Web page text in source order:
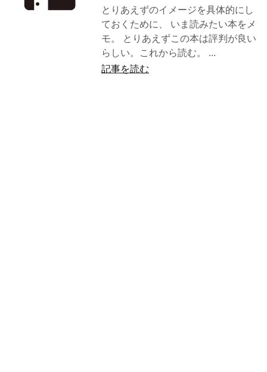
とりあえずのイメージを具体的にし
ておくために、 いま読みたい本をメ
モ。 とりあえずこの本は評判が良い
らしい。これから読む。 ...
記事を読む